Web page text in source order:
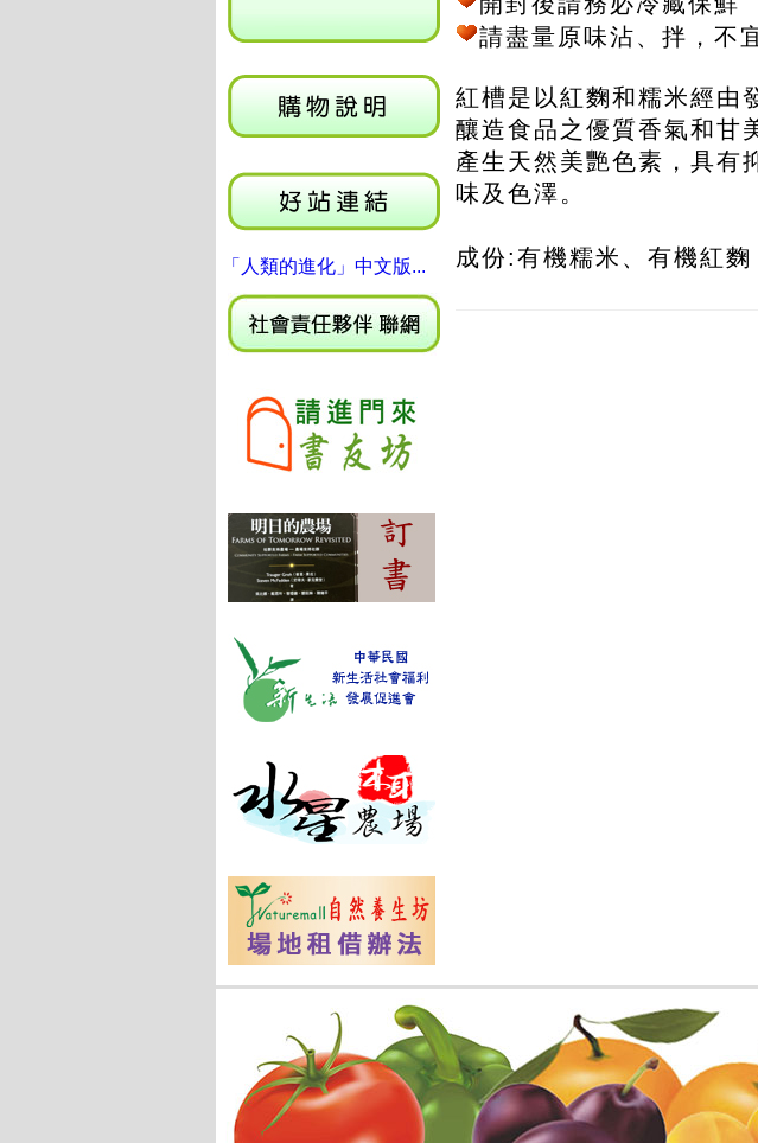
「人類的進化」中文版...
請盡量原味沾、拌，不
紅槽是以紅麴和糯米經由
釀造食品之優質香氣和甘
產生天然美艷色素，具有
味及色澤。
成份:有機糯米、有機紅麴